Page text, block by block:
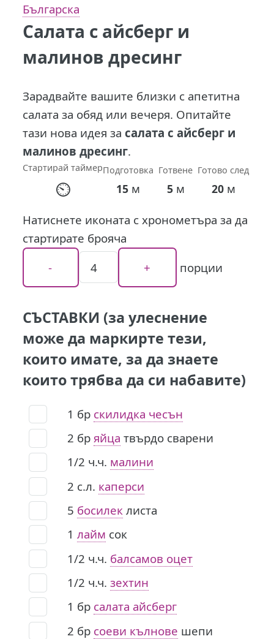
Българска
Салата с айсберг и
малинов дресинг
Зарадвайте вашите близки с апетитна
салата за обяд или вечеря. Опитайте
тази нова идея засалата с айсберг и
малинов дресинг.
Стартирай таймер
⏲
Подготовка
15 м
Готвене
5м
Готово след
20м
Натиснете иконата с хронометъра за да
стартирате брояча
порции
СЪСТАВКИ (за улеснение
може да маркирте тези,
които имате, за да знаете
които трябва да си набавите)
1 бр скилидка чесън
2 бр яйца твърдо сварени
1/2 ч.ч. малини
2 с.л. каперси
5 босилек листа
1 лайм сок
1/2 ч.ч. балсамов оцет
1/2 ч.ч. зехтин
1 бр салата айсберг
2 бр соеви кълнове шепи